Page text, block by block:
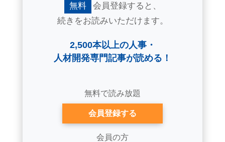
無料
会員登録すると、
続きをお読みいただけます。
2,500本以上の人事・
人材開発専門記事が読める！
無料で読み放題
会員登録する
会員の方